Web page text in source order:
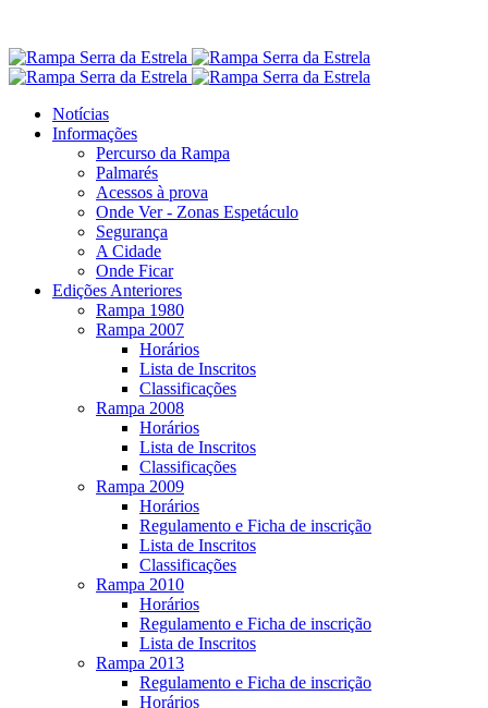
Notícias
Informações
Percurso da Rampa
Palmarés
Acessos à prova
Onde Ver - Zonas Espetáculo
Segurança
A Cidade
Onde Ficar
Edições Anteriores
Rampa 1980
Rampa 2007
Horários
Lista de Inscritos
Classificações
Rampa 2008
Horários
Lista de Inscritos
Classificações
Rampa 2009
Horários
Regulamento e Ficha de inscrição
Lista de Inscritos
Classificações
Rampa 2010
Horários
Regulamento e Ficha de inscrição
Lista de Inscritos
Rampa 2013
Regulamento e Ficha de inscrição
Horários